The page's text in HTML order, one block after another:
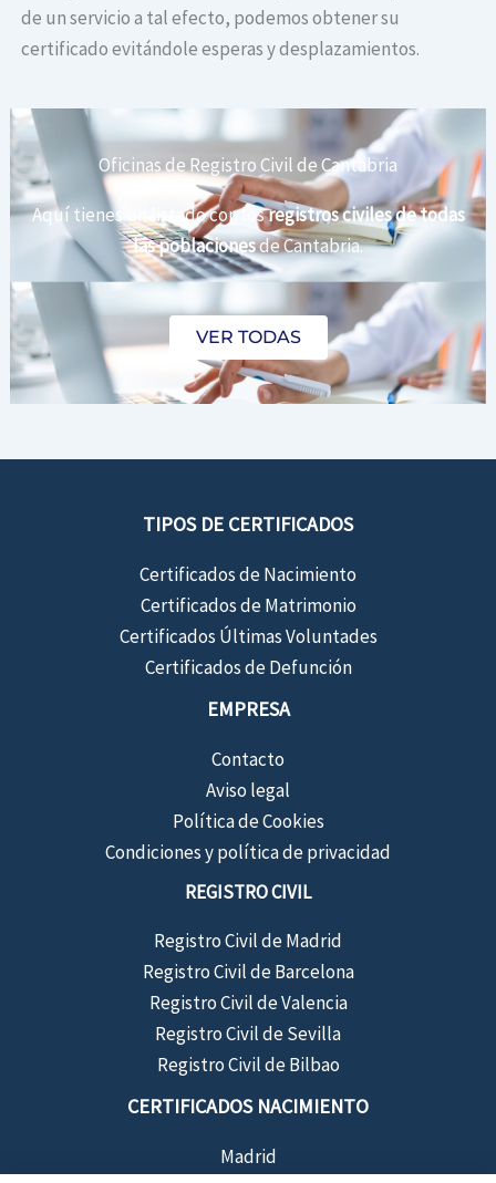
de un servicio a tal efecto, podemos obtener su
certificado evitándole esperas y desplazamientos.
Oficinas de Registro Civil de Cantabria
Aquí tienes un listado con losregistros civiles de todas
las poblacionesde Cantabria.
VER TODAS
TIPOS DE CERTIFICADOS
Certificados de Nacimiento
Certificados de Matrimonio
Certificados Últimas Voluntades
Certificados de Defunción
EMPRESA
Contacto
Aviso legal
Política de Cookies
Condiciones y política de privacidad
REGISTRO CIVIL
Registro Civil de Madrid
Registro Civil de Barcelona
Registro Civil de Valencia
Registro Civil de Sevilla
Registro Civil de Bilbao
CERTIFICADOS NACIMIENTO
Madrid